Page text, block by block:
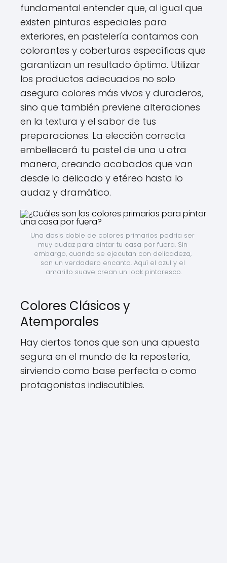
fundamental entender que, al igual que
existen pinturas especiales para
exteriores, en pastelería contamos con
colorantes y coberturas específicas que
garantizan un resultado óptimo. Utilizar
los productos adecuados no solo
asegura colores más vivos y duraderos,
sino que también previene alteraciones
en la textura y el sabor de tus
preparaciones. La elección correcta
embellecerá tu pastel de una u otra
manera, creando acabados que van
desde lo delicado y etéreo hasta lo
audaz y dramático.
Una dosis doble de colores primarios podría ser
muy audaz para pintar tu casa por fuera. Sin
embargo, cuando se ejecutan con delicadeza,
son un verdadero encanto. Aquí el azul y el
amarillo suave crean un look pintoresco.
Colores Clásicos y
Atemporales
Hay ciertos tonos que son una apuesta
segura en el mundo de la repostería,
sirviendo como base perfecta o como
protagonistas indiscutibles.